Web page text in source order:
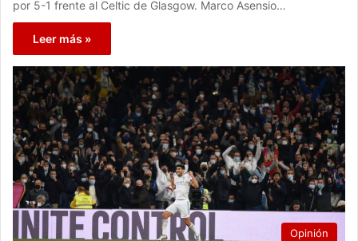
por 5-1 frente al Celtic de Glasgow. Marco Asensio…
Leer más »
Opinión